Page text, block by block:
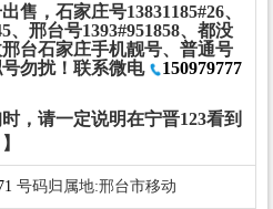
售，石家庄号13831185#26、
、邢台号1393#951858、都没
台石家庄手机靓号、普通号
勿扰！联系微电
150979777
时，请一定说明在宁晋123看到
号码归属地:邢台市移动